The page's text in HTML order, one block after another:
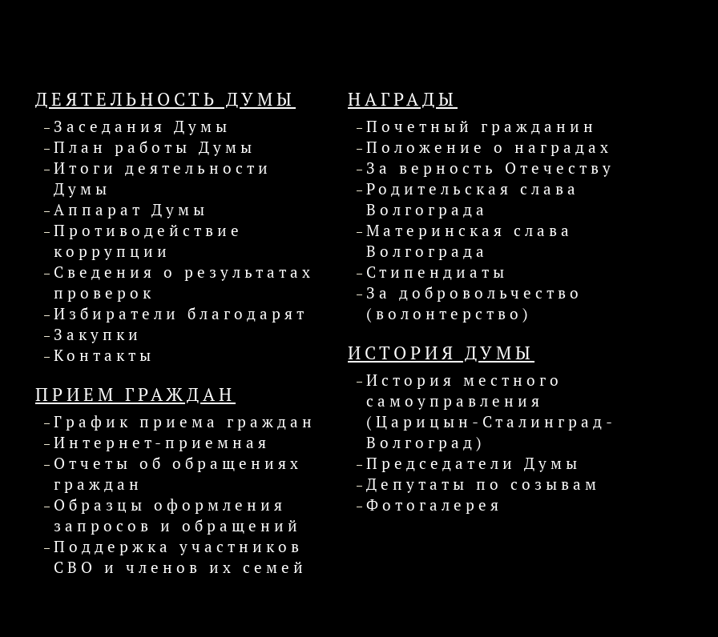
ДЕЯТЕЛЬНОСТЬ ДУМЫ
Заседания Думы
План работы Думы
Итоги деятельности
Думы
Аппарат Думы
Противодействие
коррупции
Сведения о результатах
проверок
Избиратели благодарят
Закупки
Контакты
ПРИЕМ ГРАЖДАН
График приема граждан
Интернет-приемная
Отчеты об обращениях
граждан
Образцы оформления
запросов и обращений
Поддержка участников
СВО и членов их семей
НАГРАДЫ
Почетный гражданин
Положение о наградах
За верность Отечеству
Родительская слава
Волгограда
Материнская слава
Волгограда
Стипендиаты
За добровольчество
(волонтерство)
ИСТОРИЯ ДУМЫ
История местного
самоуправления
(Царицын-Сталинград-
Волгоград)
Председатели Думы
Депутаты по созывам
Фотогалерея